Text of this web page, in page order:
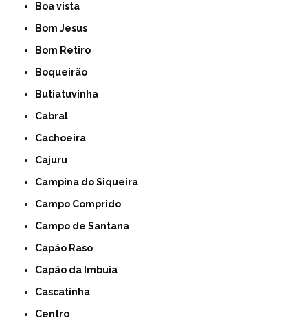
Boa vista
Bom Jesus
Bom Retiro
Boqueirão
Butiatuvinha
Cabral
Cachoeira
Cajuru
Campina do Siqueira
Campo Comprido
Campo de Santana
Capão Raso
Capão da Imbuia
Cascatinha
Centro